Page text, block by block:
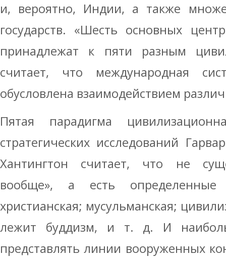
и, вероятно, Индии, а также
государств. «Шесть основных
принадлежат к пяти разным
считает, что международная
обусловлена взаимодействием
Пятая парадигма
стратегических исследований
Хантингтон считает, что не
вообще», а есть определенные
христианская; мусульманская;
лежит буддизм, и т. д. И
представлять линии вооруженных